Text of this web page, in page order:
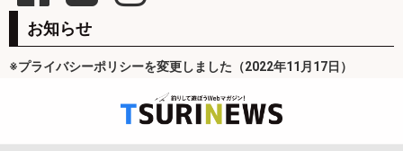
お知らせ
※プライバシーポリシーを変更しました（2022年11月17日）